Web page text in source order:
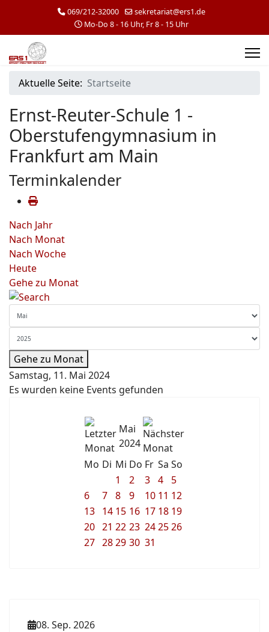
069/212-32000
sekretariat@ers1.de
Mo-Do 8 - 16 Uhr, Fr 8 - 15 Uhr
Aktuelle Seite: Startseite
Ernst-Reuter-Schule 1 -
Oberstufengymnasium in
Frankfurt am Main
Terminkalender
Nach Jahr
Nach Monat
Nach Woche
Heute
Gehe zu Monat
Gehe zu Monat
Samstag, 11. Mai 2024
Es wurden keine Events gefunden
Mai
2024
Mo Di Mi Do Fr Sa So
1
2 3 4
5
6
7 8 9 10 11 12
13 14 15 16 17 18 19
20 21 22 23 242526
27 2829 30 31
08. Sep. 2026